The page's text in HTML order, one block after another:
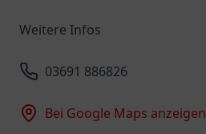
Weitere Infos
03691 886826
Bei Google Maps anzeigen